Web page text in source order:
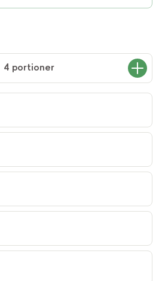
4 portioner